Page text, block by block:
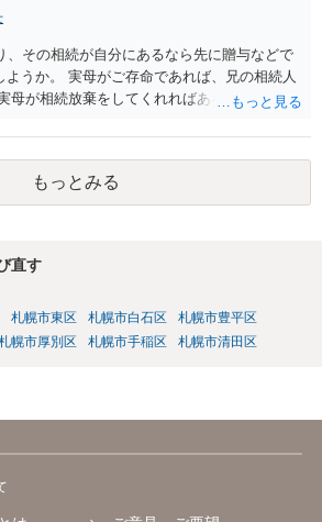
、その相続が自分にあるなら先に贈与などで
うか。 実母がご存命であれば、兄の相続人
母が相続放棄をしてくれればあなた方兄弟及
もっとみる
直す
札幌市東区 札幌市白石区
札幌市豊平区
幌市厚別区 札幌市手稲区 札幌市清田区